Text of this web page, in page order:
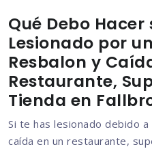
Qué Debo Hacer
Lesionado por
Resbalon y
Restaurante,
Tienda en
Si te has lesionado debido
caída en un restaurante,